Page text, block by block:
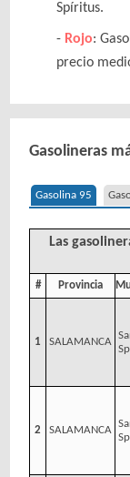
Spíritus.
Rojo:
precio
Gasolineras
Gasolina 95
Las
# Provincia
1 SALAMANCA
2 SALAMANCA